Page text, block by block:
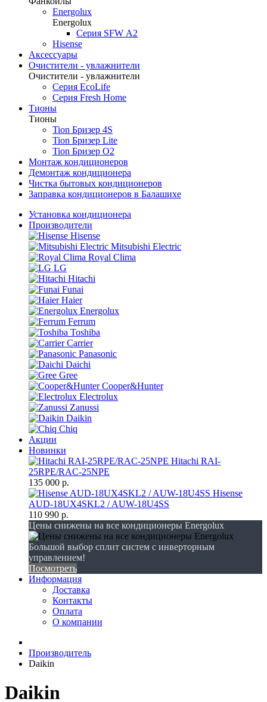
Energolux
Energolux
Cерия SFW А2
Hisense
Аксессуары
Очистители - увлажнители
Очистители - увлажнители
Серия EcoLife
Серия Fresh Home
Тионы
Тионы
Tion Бризер 4S
Tion Бризер Lite
Tion Бризер O2
Монтаж кондиционеров
Демонтаж кондиционера
Чистка бытовых кондиционеров
Заправка кондиционеров в Балашихе
Установка кондиционера
Производители
Hisense
Mitsubishi Electric
Royal Clima
LG
Hitachi
Funai
Haier
Energolux
Ferrum
Toshiba
Carrier
Panasonic
Daichi
Gree
Cooper&Hunter
Electrolux
Zanussi
Daikin
Chiq
Акции
Новинки
Hitachi RAI-
25RPE/RAC-25NPE
135 000 р.
Hisense
AUD-18UX4SKL2 / AUW-18U4SS
110 990 р.
Цены снижены на все кондиционеры Energolux
Большой выбор сплит систем с инверторным
управлением!
Посмотреть
Информация
Доставка
Контакты
Оплата
О компании
Производитель
Daikin
Daikin